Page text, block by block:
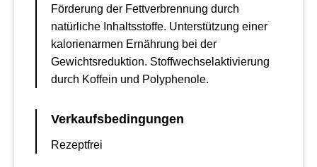
Förderung der Fettverbrennung durch
natürliche Inhaltsstoffe. Unterstützung einer
kalorienarmen Ernährung bei der
Gewichtsreduktion. Stoffwechselaktivierung
durch Koffein und Polyphenole.
Verkaufsbedingungen
Rezeptfrei